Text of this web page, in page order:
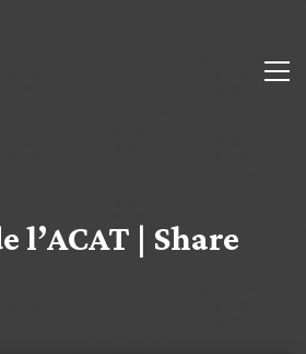
l’ACAT | Share